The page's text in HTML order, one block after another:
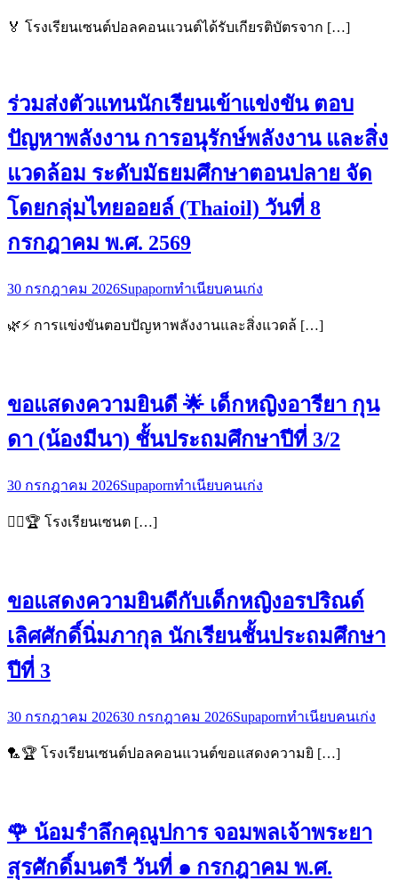
🏅 โรงเรียนเซนต์ปอลคอนแวนต์ได้รับเกียรติบัตรจาก […]
ร่วมส่งตัวแทนนักเรียนเข้าแข่งขัน ตอบ
ปัญหาพลังงาน การอนุรักษ์พลังงาน และสิ่ง
แวดล้อม ระดับมัธยมศึกษาตอนปลาย จัด
โดยกลุ่มไทยออยล์ (Thaioil) วันที่ 8
กรกฎาคม พ.ศ. 2569
30 กรกฎาคม 2026Supapornทำเนียบคนเก่ง
🌿⚡ การแข่งขันตอบปัญหาพลังงานและสิ่งแวดล้ […]
ขอแสดงความยินดี 🌟 เด็กหญิงอารียา กุน
ดา (น้องมีนา) ชั้นประถมศึกษาปีที่ 3/2
30 กรกฎาคม 2026Supapornทำเนียบคนเก่ง
🤸‍♀️🏆 โรงเรียนเซนต […]
ขอแสดงความยินดีกับเด็กหญิงอรปริณด์
เลิศศักดิ์นิ่มภากุล นักเรียนชั้นประถมศึกษา
ปีที่ 3
30 กรกฎาคม 202630 กรกฎาคม 2026Supapornทำเนียบคนเก่ง
🏸🏆 โรงเรียนเซนต์ปอลคอนแวนต์ขอแสดงความยิ […]
🌹 น้อมรำลึกคุณูปการ จอมพลเจ้าพระยา
สุรศักดิ์มนตรี วันที่ ๑ กรกฎาคม พ.ศ.